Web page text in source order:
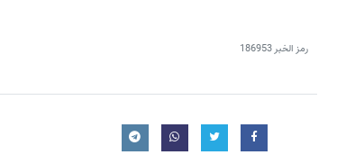
رمز الخبر186953